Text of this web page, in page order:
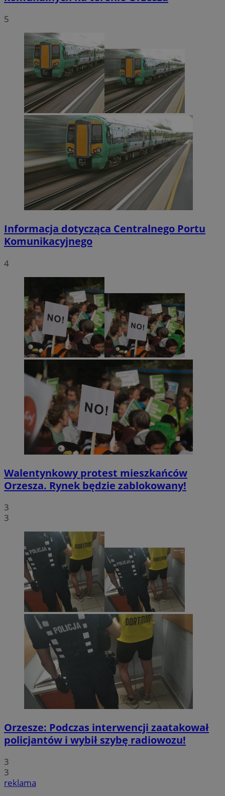
5
Informacja dotycząca Centralnego Portu
Komunikacyjnego
4
Walentynkowy protest mieszkańców
Orzesza. Rynek będzie zablokowany!
3
3
Orzesze: Podczas interwencji zaatakował
policjantów i wybił szybę radiowozu!
3
3
reklama